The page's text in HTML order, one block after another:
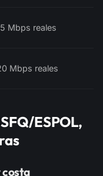
Mbps reales
Mbps reales
ESPOL,
costa